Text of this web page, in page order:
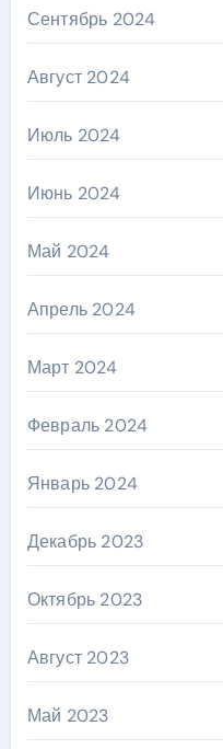
Сентябрь 2024
Август 2024
Июль 2024
Июнь 2024
Май 2024
Апрель 2024
Март 2024
Февраль 2024
Январь 2024
Декабрь 2023
Октябрь 2023
Август 2023
Май 2023